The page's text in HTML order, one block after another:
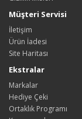
Müşteri Servisi
İletişim
Ürün İadesi
Site Haritası
Ekstralar
Markalar
Hediye Çeki
Ortaklık Programı